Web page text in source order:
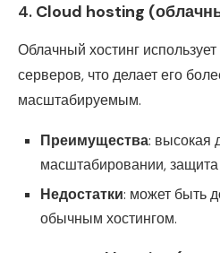
4. Cloud hosting
Облачный хостинг
серверов, что делает его
масштабируемым.
Преимущества: высокая
масштабировании, защита
Недостатки: может быть
обычным хостингом.